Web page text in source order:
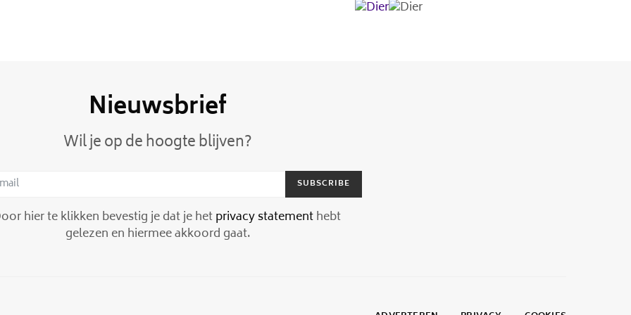
Nieuwsbrief
Wil je op de hoogte blijven?
SUBSCRIBE
hier te klikken bevestig je dat je hetprivacy statementhebt
gelezen en hiermee akkoord gaat.